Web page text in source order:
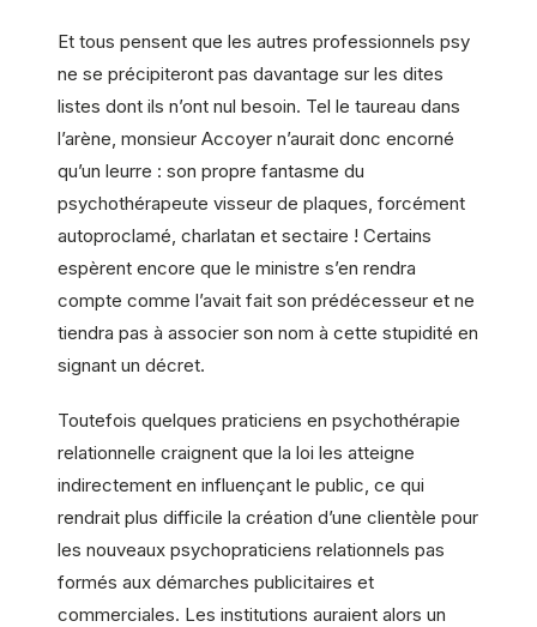
Et tous pensent que les autres professionnels psy
ne se précipiteront pas davantage sur les dites
listes dont ils n’ont nul besoin. Tel le taureau dans
l’arène, monsieur Accoyer n’aurait donc encorné
qu’un leurre : son propre fantasme du
psychothérapeute visseur de plaques, forcément
autoproclamé, charlatan et sectaire ! Certains
espèrent encore que le ministre s’en rendra
compte comme l’avait fait son prédécesseur et ne
tiendra pas à associer son nom à cette stupidité en
signant un décret.
Toutefois quelques praticiens en psychothérapie
relationnelle craignent que la loi les atteigne
indirectement en influençant le public, ce qui
rendrait plus difficile la création d’une clientèle pour
les nouveaux psychopraticiens relationnels pas
formés aux démarches publicitaires et
commerciales. Les institutions auraient alors un